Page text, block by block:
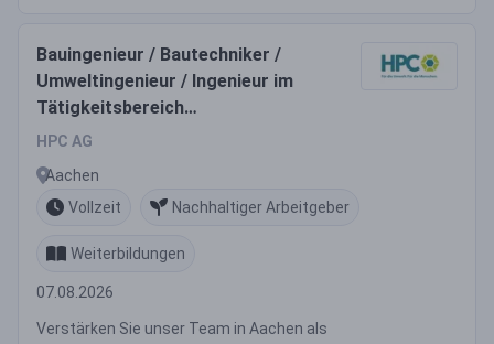
Bauingenieur / Bautechniker /
Umweltingenieur / Ingenieur im
Tätigkeitsbereich
Stadtentwässerung,
Ausrüstung (m/w/d)
HPC AG
Aachen
Vollzeit
Nachhaltiger Arbeitgeber
Weiterbildungen
07.08.2026
Verstärken Sie unser Team in Aachen als